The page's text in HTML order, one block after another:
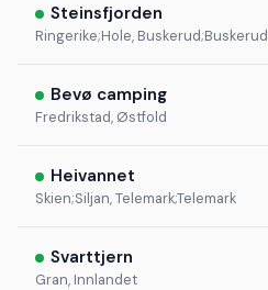
Steinsfjorden
Ringerike;Hole, Buskerud;Buskerud
Bevø camping
Fredrikstad, Østfold
Heivannet
Skien;Siljan, Telemark;Telemark
Svarttjern
Gran, Innlandet